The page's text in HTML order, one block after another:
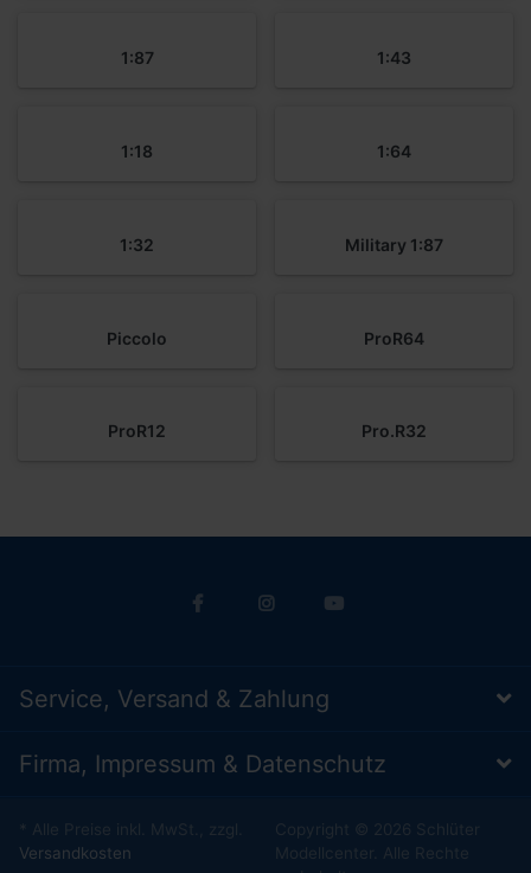
1:87 1:43
1:18 1:64
1:32 Military 1:87
Piccolo ProR64
ProR12 Pro.R32
Service, Versand & Zahlung
Firma, Impressum & Datenschutz
* Alle Preise inkl. MwSt., zzgl.
Versandkosten
Copyright © 2026 Schlüter
Modellcenter. Alle Rechte